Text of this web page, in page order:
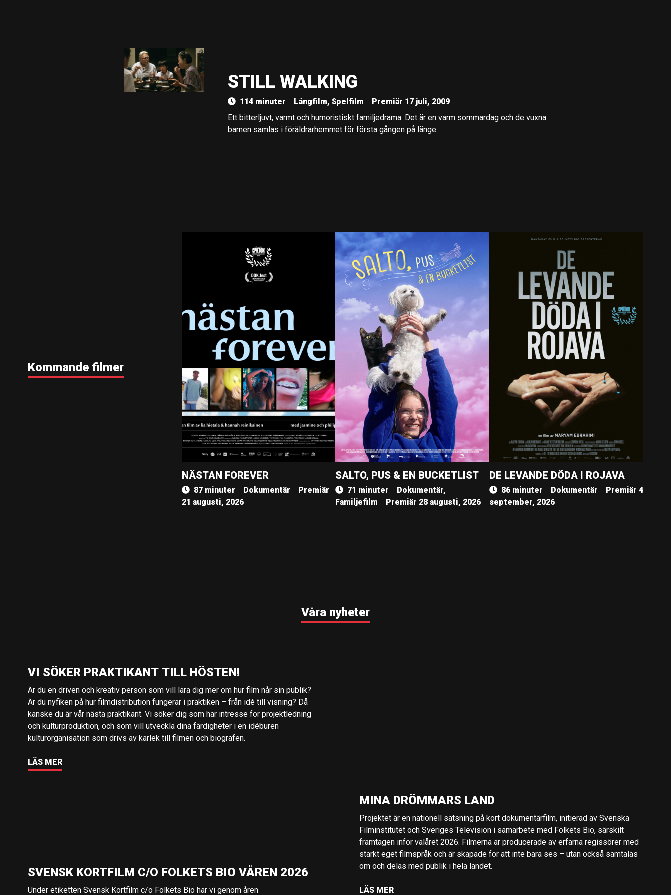
STILL WALKING
114 minuter Långfilm, Spelfilm
Premiär 17 juli, 2009
Ett bitterljuvt, varmt och humoristiskt familjedrama. Det är en varm sommardag och de vuxna
barnen samlas i föräldrarhemmet för första gången på länge.
Kommande filmer
NÄSTAN FOREVER
87 minuter Dokumentär
Premiär
21 augusti, 2026
SALTO, PUS & EN BUCKETLIST
71 minuter
Dokumentär,
Familjefilm
Premiär 28 augusti, 2026
DE LEVANDE DÖDA I ROJAVA
86 minuter Dokumentär
Premiär 4
september, 2026
Våra nyheter
VI SÖKER PRAKTIKANT TILL HÖSTEN!
Är du en driven och kreativ person som vill lära dig mer om hur film når sin publik?
Är du nyfiken på hur filmdistribution fungerar i praktiken – från idé till visning? Då
kanske du är vår nästa praktikant. Vi söker dig som har intresse för projektledning
och kulturproduktion, och som vill utveckla dina färdigheter i en idéburen
kulturorganisation som drivs av kärlek till filmen och biografen.
LÄS MER
MINA DRÖMMARS LAND
Projektet är en nationell satsning på kort dokumentärfilm, initierad av Svenska
Filminstitutet och Sveriges Television i samarbete med Folkets Bio, särskilt
framtagen inför valåret 2026. Filmerna är producerade av erfarna regissörer med
starkt eget filmspråk och är skapade för att inte bara ses – utan också samtalas
om och delas med publik i hela landet.
LÄS MER
SVENSK KORTFILM C/O FOLKETS BIO VÅREN 2026
Under etiketten Svensk Kortfilm c/o Folkets Bio har vi genom åren